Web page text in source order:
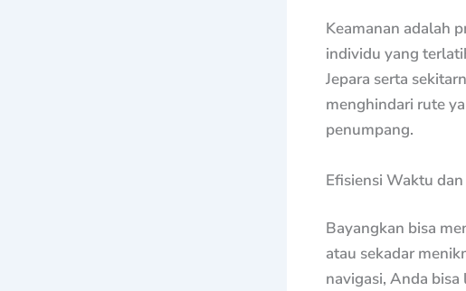
Keamanan adalah
individu yang
Jepara serta
menghindari rute
penumpang.
Efisiensi Waktu
Bayangkan bisa
atau sekadar
navigasi, Anda